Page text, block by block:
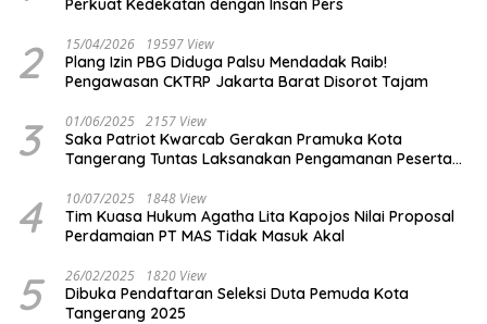
Perkuat Kedekatan dengan Insan Pers
2 15/04/2026 19597 View
Plang Izin PBG Diduga Palsu Mendadak Raib!
Pengawasan CKTRP Jakarta Barat Disorot Tajam
3 01/06/2025 2157 View
Saka Patriot Kwarcab Gerakan Pramuka Kota
Tangerang Tuntas Laksanakan Pengamanan Peserta
4 10/07/2025 1848 View
Tim Kuasa Hukum Agatha Lita Kapojos Nilai Proposal
Perdamaian PT MAS Tidak Masuk Akal
5 26/02/2025 1820 View
Dibuka Pendaftaran Seleksi Duta Pemuda Kota
Tangerang 2025